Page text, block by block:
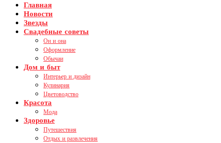
Главная
Новости
Звезды
Свадебные советы
Он и она
Оформление
Обычаи
Дом и быт
Интерьер и дизайн
Кулинария
Цветоводство
Красота
Мода
Здоровье
Путешествия
Отдых и развлечения